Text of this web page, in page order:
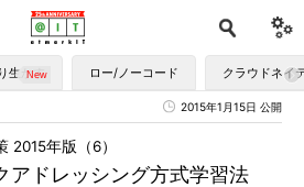
生かす ロー/ノーコード クラウドネイ
2015年1月15日 公開
アドレッシング方式学習法
2015年版（6）